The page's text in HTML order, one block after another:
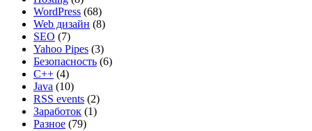
WordPress (68)
Web дизайн (8)
SEO (7)
Yahoo Pipes (3)
Безопасность (6)
C++ (4)
Java (10)
RSS events (2)
Заработок (1)
Разное (79)